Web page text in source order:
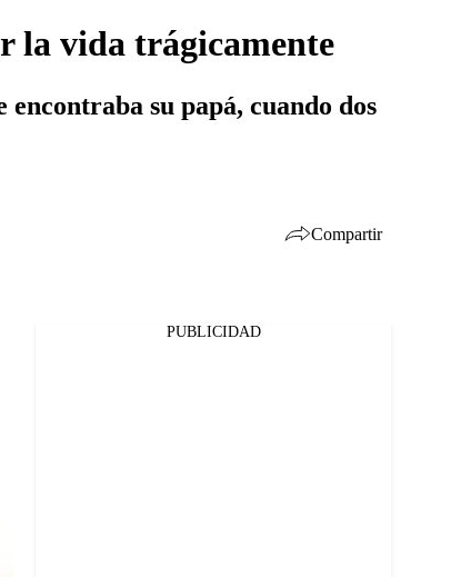
la vida trágicamente
su papá, cuando dos
Compartir
PUBLICIDAD